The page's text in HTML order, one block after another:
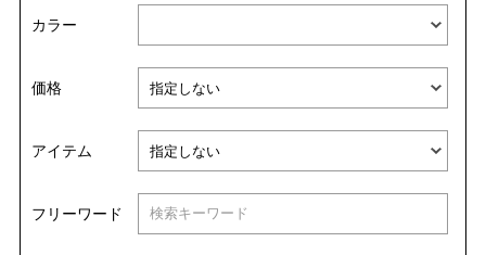
並び替える
カラー
価格
アイテム
フリーワード